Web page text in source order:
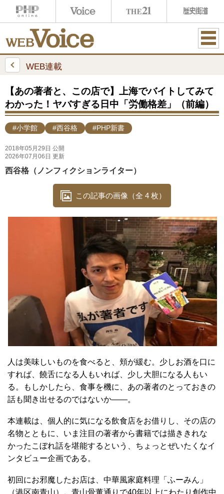
ME
WEB連載
【あの著者と、この店で】上海でバイトしてみて
わかった！ヤバすぎる日中「労働格差」（前編）
#小学館 #西谷格 #PHP新書
2018年05月29日 公開
2026年07月06日 更新
西谷格（ノンフィクションライター）
この記事の画像（全 4 枚）
人は美味しいものを食べると、頬が緩む。少しお酒を口に
すれば、饒舌になる人もいれば、少し大胆になる人もい
る。もしかしたら、食事を機に、あの著者のとっておきの
話も聞き出せるのではないか――。
本連載は、個人的に気になる飲食店をお借りし、その店の
名物とともに、いま注目の著者から書籍では描ききれな
かったこぼれ話を堪能するという、ちょっとぜいたくなイ
ンタビュー企画である。
初回にお邪魔したお店は、中華風家庭料理「ふーみん」
（港区南青山）。青山骨董通りで40年以上にわたり創作中